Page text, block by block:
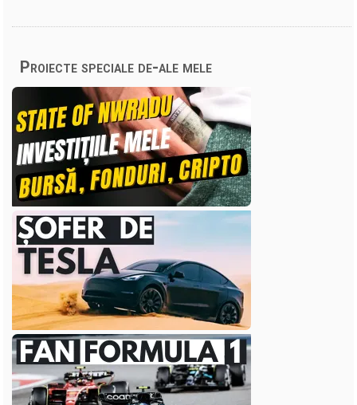
Proiecte speciale de-ale mele